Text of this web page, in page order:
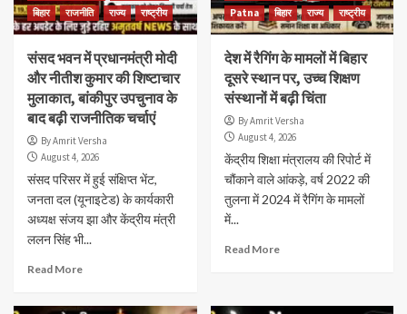
बिहार
राजनीति राज्य राष्ट्रीय
संसद भवन में प्रधानमंत्री मोदी
और नीतीश कुमार की शिष्टाचार
मुलाकात, बांकीपुर उपचुनाव के
बाद बढ़ी राजनीतिक चर्चाएं
By Amrit Versha
August 4, 2026
संसद परिसर में हुई संक्षिप्त भेंट,
जनता दल (यूनाइटेड) के कार्यकारी
अध्यक्ष संजय झा और केंद्रीय मंत्री
ललन सिंह भी...
Read More
Patna
बिहार राज्य राष्ट्रीय
देश में रैगिंग के मामलों में बिहार
दूसरे स्थान पर, उच्च शिक्षण
संस्थानों में बढ़ी चिंता
By Amrit Versha
August 4, 2026
केंद्रीय शिक्षा मंत्रालय की रिपोर्ट में
चौंकाने वाले आंकड़े, वर्ष 2022 की
तुलना में 2024 में रैगिंग के मामलों
में...
Read More